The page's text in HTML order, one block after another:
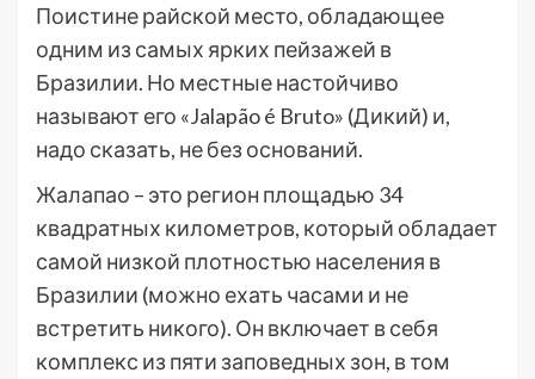
Поистине райской место, обладающее
одним из самых ярких пейзажей в
Бразилии. Но местные настойчиво
называют его «Jalapão é Bruto» (Дикий) и,
надо сказать, не без оснований.
Жалапао – это регион площадью 34
квадратных километров, который обладает
самой низкой плотностью населения в
Бразилии (можно ехать часами и не
встретить никого). Он включает в себя
комплекс из пяти заповедных зон, в том